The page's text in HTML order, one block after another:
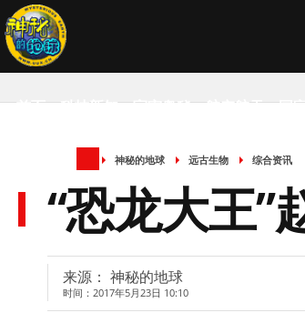
首页 科技新知 宇宙奥秘 航空航天 国
神秘的地球 远古生物 综合资讯
“恐龙大王”
来源： 神秘的地球
时间：2017年5月23日 10:10